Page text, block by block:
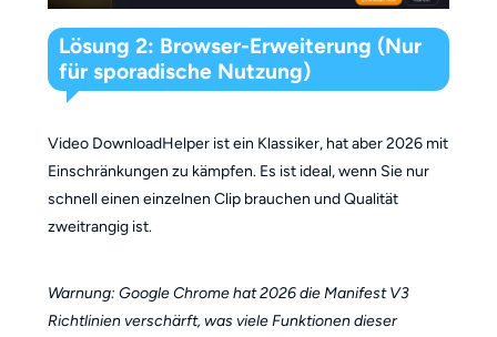
Lösung 2: Browser-Erweiterung (Nur
für sporadische Nutzung)
Video DownloadHelper ist ein Klassiker, hat aber 2026 mit
Einschränkungen zu kämpfen. Es ist ideal, wenn Sie nur
schnell einen einzelnen Clip brauchen und Qualität
zweitrangig ist.
Warnung: Google Chrome hat 2026 die Manifest V3
Richtlinien verschärft, was viele Funktionen dieser